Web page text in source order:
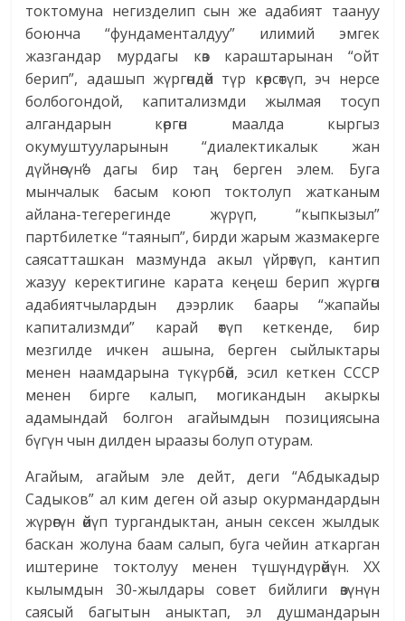
токтомуна негизделип сын же адабият таануу
боюнча “фундаменталдуу” илимий эмгек
жазгандар мурдагы көз караштарынан “ойт
берип”, адашып жүргөндөй түр көрсөтүп, эч нерсе
болбогондой, капитализмди жылмая тосуп
алгандарын көргөн маалда кыргыз
окумуштууларынын “диалектикалык жан
дүйнөсүнө” дагы бир таң берген элем. Буга
мынчалык басым коюп токтолуп жатканым
айлана-тегерегинде жүрүп, “кыпкызыл”
партбилетке “таянып”, бирди жарым жазмакерге
саясатташкан мазмунда акыл үйрөтүп, кантип
жазуу керектигине карата кеңеш берип жүргөн
адабиятчылардын дээрлик баары “жапайы
капитализмди” карай өтүп кеткенде, бир
мезгилде ичкен ашына, берген сыйлыктары
менен наамдарына түкүрбөй, эсил кеткен СССР
менен бирге калып, могикандын акыркы
адамындай болгон агайымдын позициясына
бүгүн чын дилден ыраазы болуп отурам.
Агайым, агайым эле дейт, деги “Абдыкадыр
Садыков” ал ким деген ой азыр окурмандардын
жүрөгүн өйүп тургандыктан, анын сексен жылдык
баскан жолуна баам салып, буга чейин аткарган
иштерине токтолуу менен түшүндүрөйүн. ХХ
кылымдын 30-жылдары совет бийлиги өзүнүн
саясый багытын аныктап, эл душмандарын